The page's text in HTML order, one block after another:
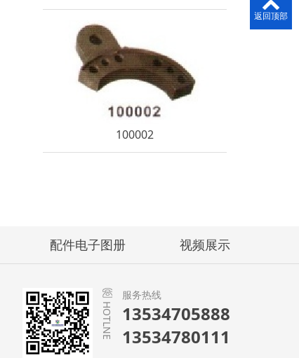
100002
配件电子图册 视频展示
HOTLNE
服务热线
13534705888
13534780111
返回顶部